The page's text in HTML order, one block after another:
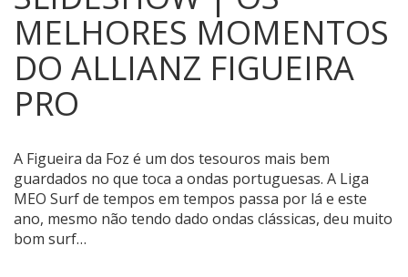
MELHORES MOMENTOS
DO ALLIANZ FIGUEIRA
PRO
A Figueira da Foz é um dos tesouros mais bem
guardados no que toca a ondas portuguesas. A Liga
MEO Surf de tempos em tempos passa por lá e este
ano, mesmo não tendo dado ondas clássicas, deu muito
bom surf…